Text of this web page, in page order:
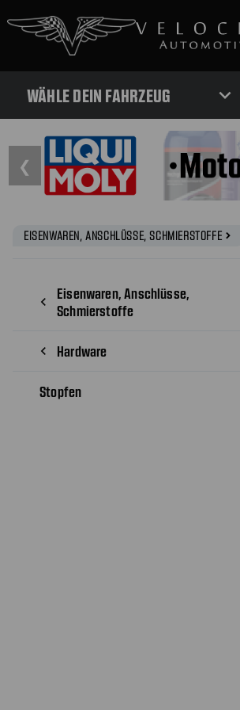
WÄHLE DEIN FAHRZEUG expand_more
❮
EISENWAREN, ANSCHLÜSSE, SCHMIERSTOFFE navigate_next
navigate_before
Eisenwaren, Anschlüsse,
Schmierstoffe
navigate_before Hardware
Stopfen